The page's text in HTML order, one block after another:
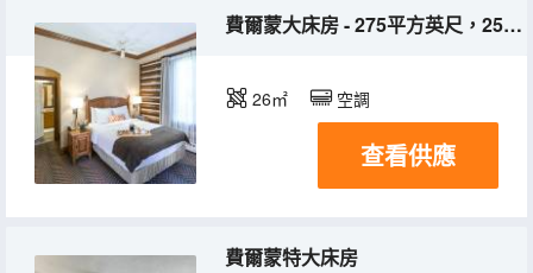
費爾蒙大床房 - 275平方英尺，25平方米，帶度假村景觀的室外傢俱露台
26㎡ 空調
查看供應
費爾蒙特大床房